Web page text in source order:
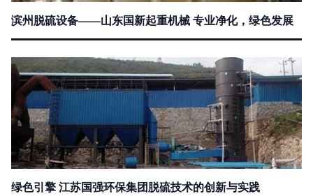
滨州脱硫设备——山东国新起重机械 专业净化，绿色发展
绿色引擎 江苏国强环保集团脱硫技术的创新与实践